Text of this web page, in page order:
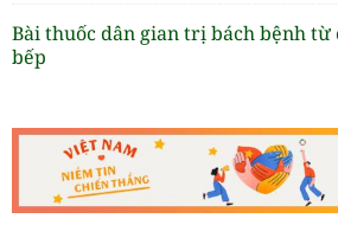
Bài thuốc dân gian trị bách bệnh
bếp